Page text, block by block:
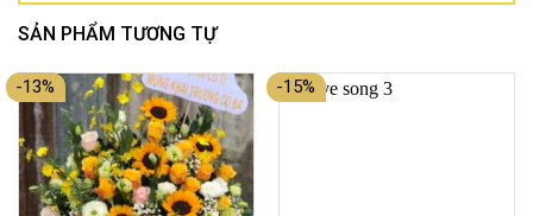
SẢN PHẨM TƯƠNG TỰ
-13% -15%